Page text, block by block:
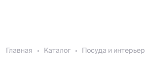
Главная Каталог Посуда и интерьер